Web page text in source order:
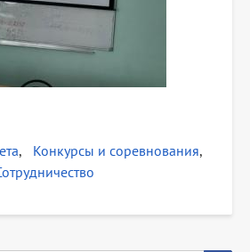
Конкурсы и соревнования